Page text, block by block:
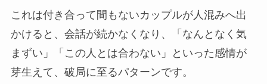
これは付き合って間もないカップルが人混みへ出
かけると、会話が続かなくなり、「なんとなく気
まずい」「この人とは合わない」といった感情が
芽生えて、破局に至るパターンです。